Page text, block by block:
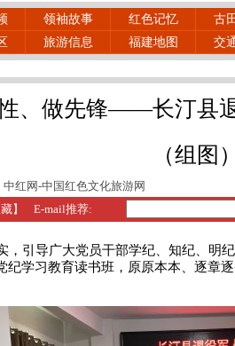
领袖故事 红色记忆 古
旅游信息 福建地图 交
、做先锋——长汀县
（组图）
中红网-中国红色文化旅游网
】 E-mail推荐:
引导广大党员干部学纪、知纪、明
学习教育读书班，原原本本、逐章